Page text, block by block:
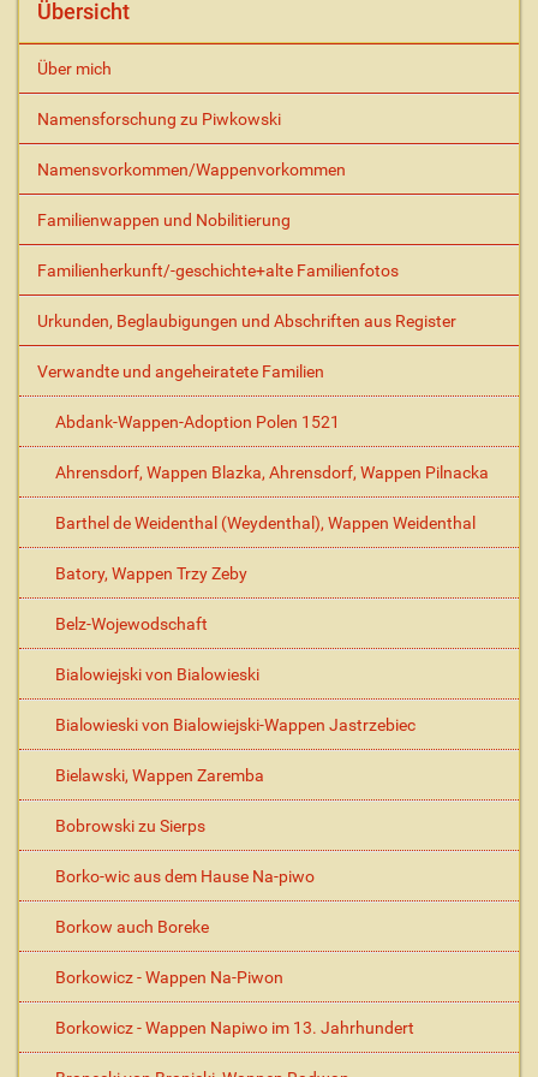
e
i
i
c
e
Übersicht
Über mich
Namensforschung zu Piwkowski
Namensvorkommen/Wappenvorkommen
Familienwappen und Nobilitierung
Familienherkunft/-geschichte+alte Familienfotos
Urkunden, Beglaubigungen und Abschriften aus Register
Verwandte und angeheiratete Familien
Abdank-Wappen-Adoption Polen 1521
Ahrensdorf, Wappen Blazka, Ahrensdorf, Wappen Pilnacka
Barthel de Weidenthal (Weydenthal), Wappen Weidenthal
Batory, Wappen Trzy Zeby
Belz-Wojewodschaft
Bialowiejski von Bialowieski
Bialowieski von Bialowiejski-Wappen Jastrzebiec
Bielawski, Wappen Zaremba
Bobrowski zu Sierps
Borko-wic aus dem Hause Na-piwo
Borkow auch Boreke
Borkowicz - Wappen Na-Piwon
Borkowicz - Wappen Napiwo im 13. Jahrhundert